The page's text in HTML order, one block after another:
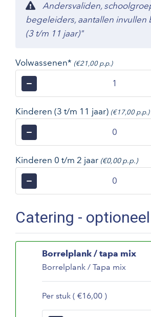
Andersvaliden,
begeleiders, aantallen invullen
(3 t/m 11 jaar)"
Volwassenen* (€21,00 p.p.)
−
Kinderen (3 t/m 11 jaar) (€17,00 p.p.)
−
Kinderen 0 t/m 2 jaar (€0,00 p.p.)
−
Catering - optioneel
Borrelplank / tapa mix
Borrelplank / Tapa mix
Per stuk ( €16,00 )